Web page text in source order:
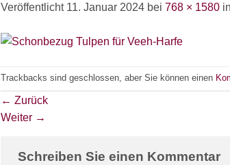
Veröffentlicht 11. Januar 2024 bei 768 × 1580 in
Trackbacks sind geschlossen, aber Sie können einen
← Zurück
Weiter →
Schreiben Sie einen Kommentar